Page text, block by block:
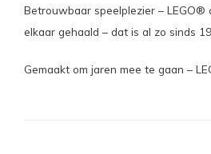
Betrouwbaar speelplezier –
elkaar gehaald – dat is al zo sinds
Gemaakt om jaren mee te gaan –